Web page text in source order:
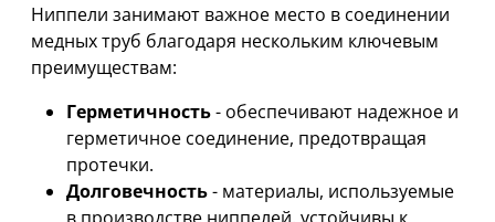
Ниппели занимают важное место в соединении
медных труб благодаря нескольким ключевым
преимуществам:
Герметичность- обеспечивают надежное и
герметичное соединение, предотвращая
протечки.
Долговечность- материалы, используемые
в производстве ниппелей, устойчивы к